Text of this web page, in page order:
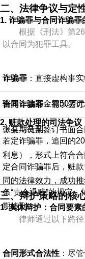
二、法律争议与定
1. 诈骗罪与合同诈骗罪
根据《刑法》第
以合同为犯罪工具。
诈骗罪 ：直接虚构事
骗罪，涉案金额50万
上有期徒刑。
合同诈骗罪：需以签
张某与马某签订书面
利息），形式上符合
同的法律效力，成功
期徒刑。
2. 赃款处理的司法争议
若定诈骗罪，追回的
定合同诈骗罪后，赃
条“责令退赔”的规定，
三、辩护策略的核
1.实体辩护：合同要素
律师通过以下路径
合同形式合法性 ：尽